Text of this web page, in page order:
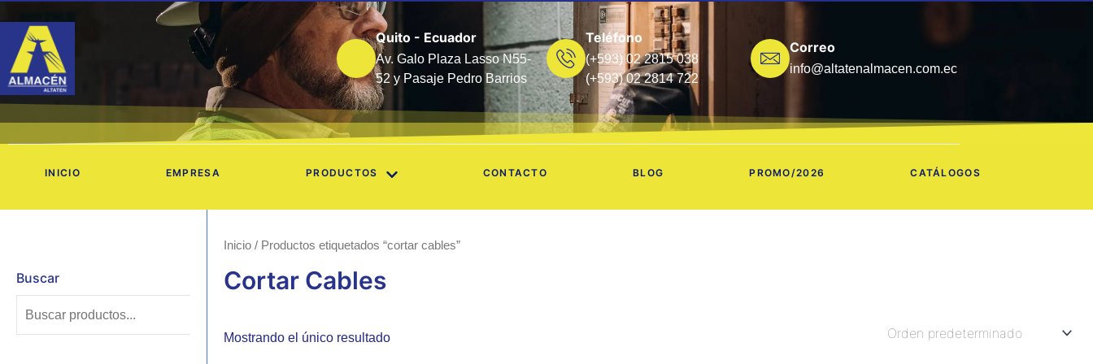
contenido
Quito - Ecuador
Av. Galo Plaza Lasso N55-
52 y Pasaje Pedro Barrios
Teléfono
(+593) 02 2815 038
(+593) 02 2814 722
Correo
info@altatenalmacen.com.ec
INICIO EMPRESA PRODUCTOS CONTACTO BLOG PROMO/2026 CATÁLOGOS
Buscar
Inicio / Productos etiquetados “cortar cables”
Cortar Cables
Mostrando el único resultado